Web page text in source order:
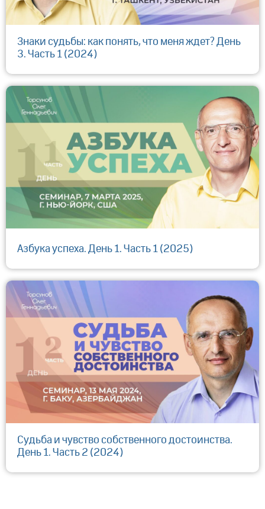
Знаки судьбы: как понять, что меня ждет? День
3. Часть 1 (2024)
Азбука успеха. День 1. Часть 1 (2025)
Судьба и чувство собственного достоинства.
День 1. Часть 2 (2024)